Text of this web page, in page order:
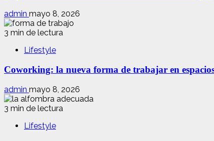
admin mayo 8, 2026
3 min de lectura
Lifestyle
Coworking: la nueva forma de trabajar en
admin mayo 8, 2026
3 min de lectura
Lifestyle